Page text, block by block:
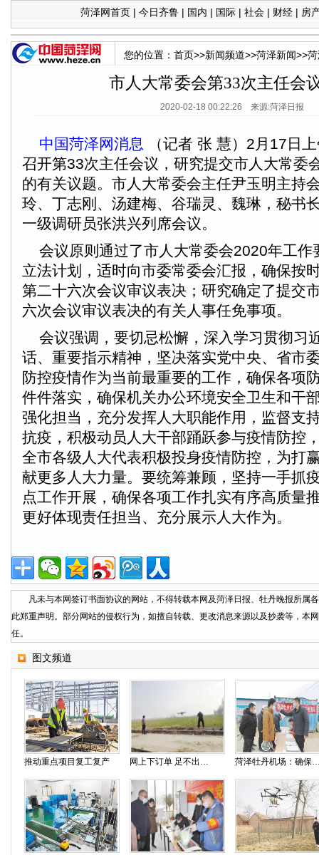
菏泽网首页 | 今日齐鲁 | 国内 | 国际 | 社会 | 财经 | 房
您的位置： 首页>>新闻频道>>菏泽新闻>>
市人大常委会第33次主任会
2020-02-18 00:22:26 来源:菏泽日报
中国菏泽网消息 （记者 张 慧）2月17日
召开第33次主任会议，研究提交市人大常委
的有关议题。市人大常委会主任尹玉明主持
玲、丁志刚、汤建梅、谷瑞灵、魏琳，秘书
一级调研员张洪兴列席会议。
会议原则通过了市人大常委会2020年工作
立法计划，适时向市委常委会汇报，确保按
第二十六次会议审议表决；研究确定了提交
六次会议审议表决的有关人事任免事项。
会议强调，要切忌松懈，深入学习贯彻习
话、重要指示精神，坚决落实党中央、省市
防控疫情作为当前最重要的工作，确保各项
件件落实，确保机关办公环境安全卫生和干
强化担当，充分发挥人大职能作用，监督支
抗疫，积极动员人大干部踊跃参与疫情防控
全市各级人大代表积极投身疫情防控，为打
献更多人大力量。要统筹兼顾，坚持一手抓
点工作开展，确保各项工作扎实有序高质量
更好体现责任担当、充分展示人大作为。
凡未与本网签订书面协议的网站，不得转载本网及菏泽日报、牡丹晚报所属
此郑重声明。部分网站的侵权行为，如擅自转载、更改消息来源以及抄袭等，本
任。
图文频道
推动重点项目复工复产 网上下订单 足不出户保春耕 菏泽牡丹机场：确保安全防